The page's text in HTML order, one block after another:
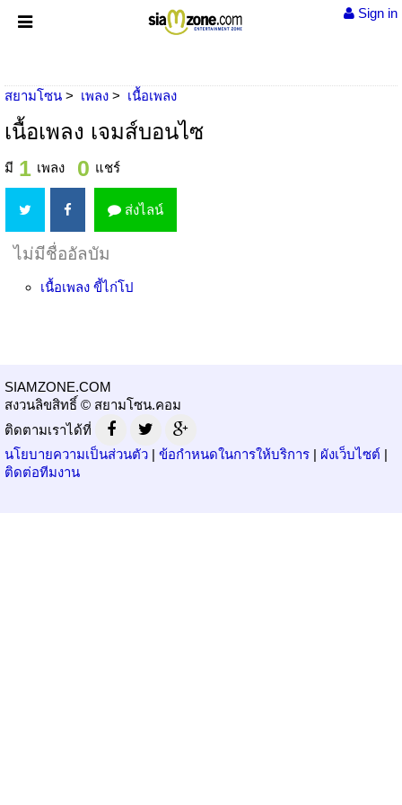
Sign in
สยามโซน เพลง เนื้อเพลง
เนื้อเพลง เจมส์บอนไซ
มี 1 เพลง 0 แชร์
ส่งไลน์
ไม่มีชื่ออัลบัม
เนื้อเพลง ขี้ไก่โป
SIAMZONE.COM
สงวนลิขสิทธิ์ © สยามโซน.คอม
ติดตามเราได้ที่
นโยบายความเป็นส่วนตัว | ข้อกำหนดในการให้บริการ | ผังเว็บไซต์ |
ติดต่อทีมงาน